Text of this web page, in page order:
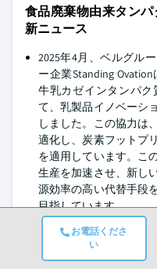
お電話くださ
い
食品廃棄物由来タン
新ニュース
2025年4月、ベルグル
ー企業Standing
牛乳カゼインタンパ
て、乳製品イノベーシ
しました。この協力は
適化し、炭素フットプ
を適用しています。こ
生産を加速させ、新し
源効率の高い代替手段
目指しています。
2024年5月、バイオテ
ドのキルコンヌミに食
を建設するために（